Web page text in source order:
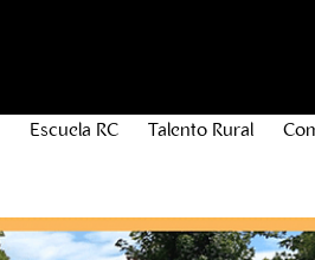
Escuela RC Talento Rural